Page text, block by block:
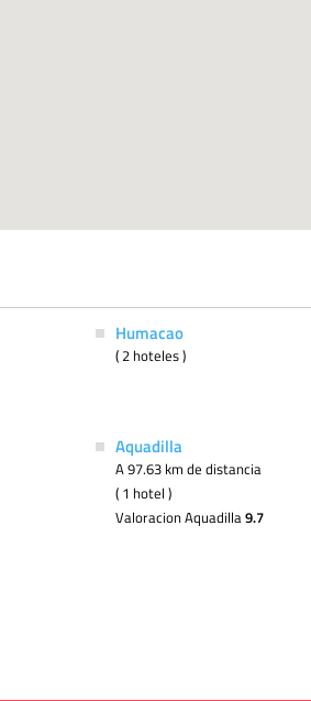
Humacao
( 2 hoteles )
Aquadilla
A 97.63 km de distancia
( 1 hotel )
Valoracion Aquadilla9.7